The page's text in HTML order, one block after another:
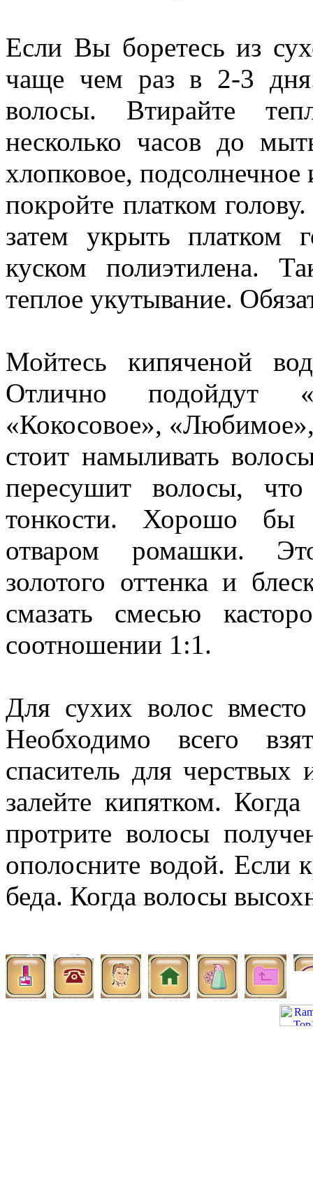
Если Вы боретесь из
чаще чем раз в 2-3
волосы. Втирайте
несколько часов до
хлопковое,
покройте платком
затем укрыть платком
куском полиэтилена.
теплое укутывание.
Мойтесь кипяченой
Отлично подойдут
«Кокосовое»,
стоит намыливать
пересушит волосы,
тонкости. Хорошо бы
отваром ромашки.
золотого оттенка и
смазать смесью
соотношении 1:1.
Для сухих волос
Необходимо всего
спаситель для
залейте кипятком.
протрите волосы
ополосните водой. Если
беда. Когда волосы